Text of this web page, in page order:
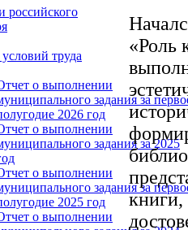
российского
труда
о выполнении
задания за
2026 год
о выполнении
задания за 2025
о выполнении
задания за
2025 год
о выполнении
«Роль